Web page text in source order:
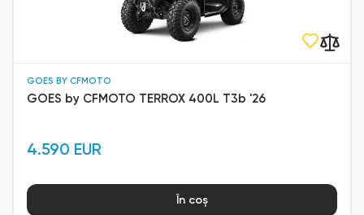
GOES BY CFMOTO
GOES by CFMOTO TERROX 400L T3b '26
4.590 EUR
În coș